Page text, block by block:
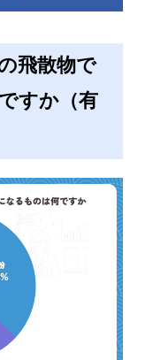
飛散物で
すか（有